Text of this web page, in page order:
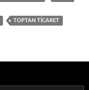
TOPTAN TICARET